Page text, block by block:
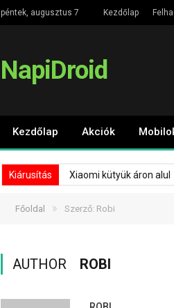
péntek, augusztus 7 Kezdőlap
NapiDroid
Kezdőlap Akciók
Kiárusítás Xiaomi kütyük áron alul
Főoldal » Szerző: Robi
AUTHOR ROBI